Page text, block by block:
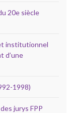
20e siècle
institutionnel
d’une
1998)
jurys FPP